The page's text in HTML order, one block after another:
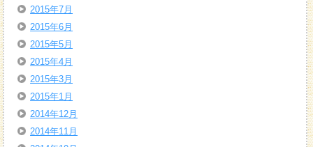
2015年7月
2015年6月
2015年5月
2015年4月
2015年3月
2015年1月
2014年12月
2014年11月